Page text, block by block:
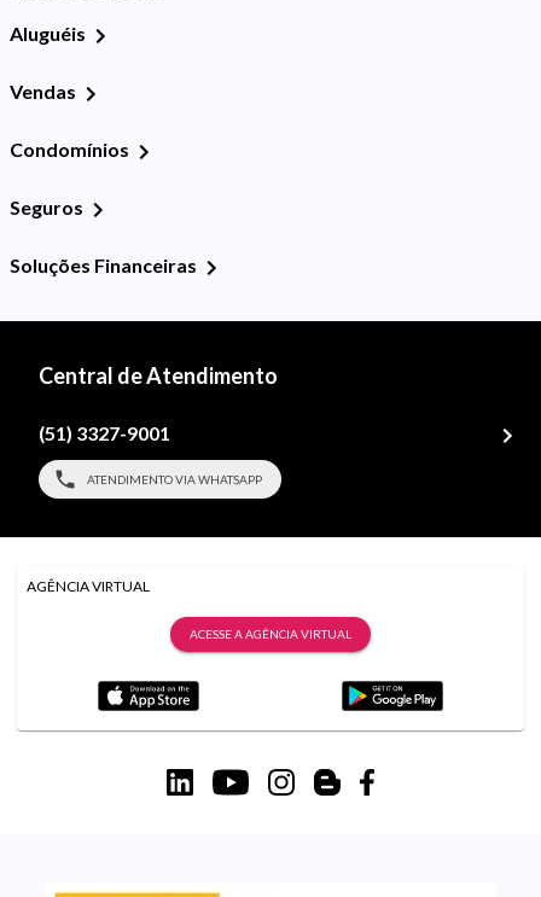
Aluguéis
Vendas
Condomínios
Seguros
Soluções Financeiras
Central de Atendimento
(51) 3327-9001
ATENDIMENTO VIA WHATSAPP
AGÊNCIA VIRTUAL
ACESSE A AGÊNCIA VIRTUAL